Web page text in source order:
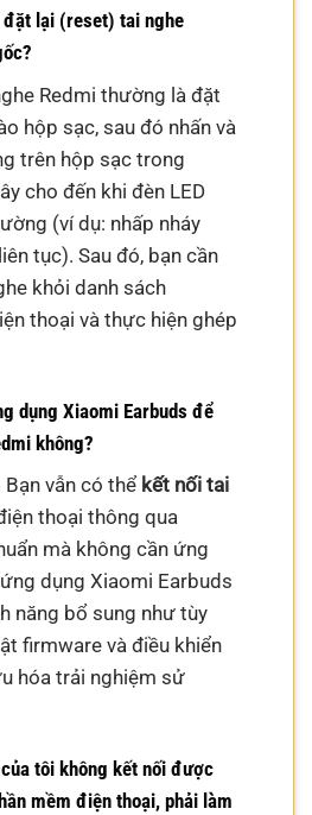
lại (reset) tai nghe
Redmi thường là đặt
hộp sạc, sau đó nhấn và
trên hộp sạc trong
cho đến khi đèn LED
(ví dụ: nhấp nháy
tục). Sau đó, bạn cần
khỏi danh sách
thoại và thực hiện ghép
dụng Xiaomi Earbuds để
không?
vẫn có thể kết nối tai
thoại thông qua
mà không cần ứng
dụng Xiaomi Earbuds
năng bổ sung như tùy
firmware và điều khiển
hóa trải nghiệm sử
tôi không kết nối được
mềm điện thoại, phải làm